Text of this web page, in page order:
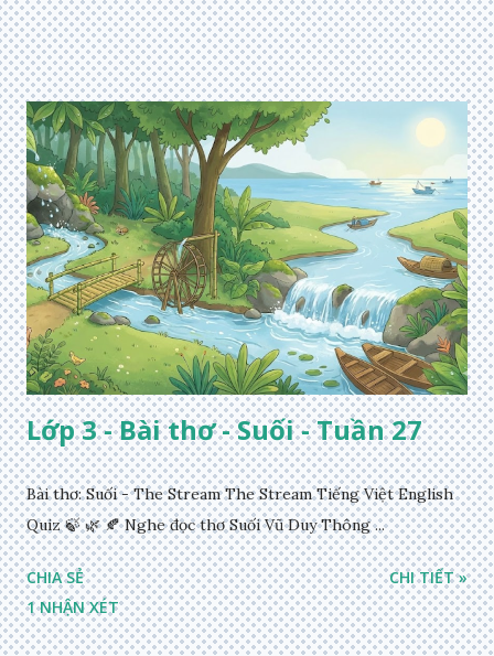
Lớp 3 - Bài thơ - Suối - Tuần 27
Bài thơ: Suối - The Stream The Stream Tiếng Việt English
Quiz 🍃 🌿 🍂 Nghe đọc thơ Suối Vũ Duy Thông ...
CHIA SẺ
1 NHẬN XÉT
CHI TIẾT »